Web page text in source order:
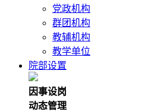
党政机构
群团机构
教辅机构
教学单位
院部设置
因事设岗
动态管理